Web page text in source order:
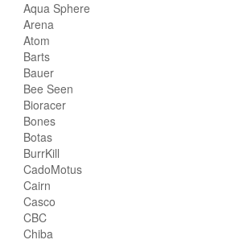
Aqua Sphere
Arena
Atom
Barts
Bauer
Bee Seen
Bioracer
Bones
Botas
BurrKill
CadoMotus
Cairn
Casco
CBC
Chiba